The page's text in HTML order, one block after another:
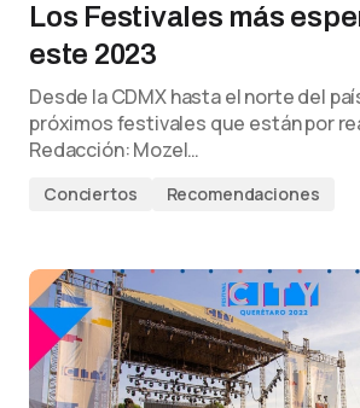
Los Festivales más
este 2023
Desde la CDMX hasta el norte del
próximos festivales que están por
Redacción: Mozel…
Conciertos Recomendaciones